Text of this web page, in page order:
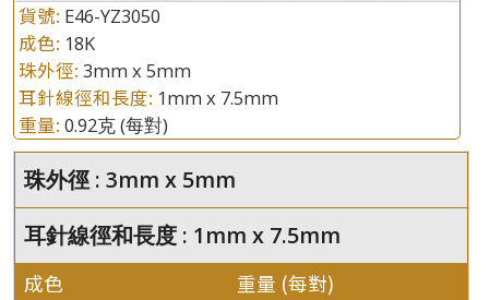
貨號: E46-YZ3050
成色: 18K
珠外徑: 3mm x 5mm
耳針線徑和長度: 1mm x 7.5mm
重量: 0.92克(每對)
珠外徑 : 3mm x 5mm
耳針線徑和長度 : 1mm x 7.5mm
成色 重量 (每對)